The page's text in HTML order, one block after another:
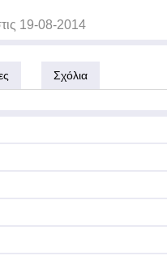
19-08-2014
Σχόλια